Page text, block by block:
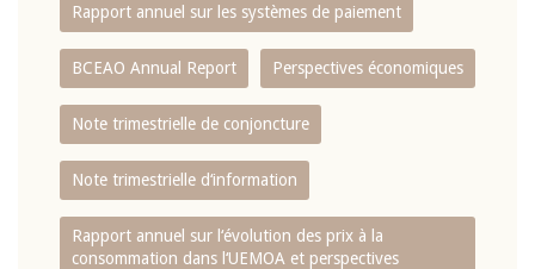
Rapport annuel sur les systèmes de paiement
BCEAO Annual Report Perspectives économiques
Note trimestrielle de conjoncture
Note trimestrielle d‘information
Rapport annuel sur l‘évolution des prix à la
consommation dans l‘UEMOA et perspectives